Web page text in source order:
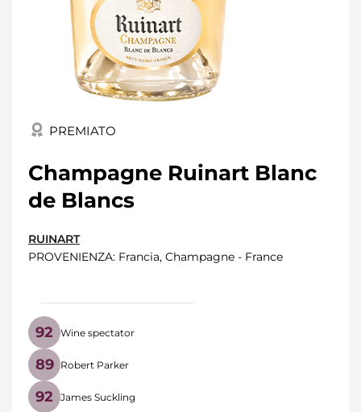
PREMIATO
Champagne Ruinart Blanc
de Blancs
RUINART
PROVENIENZA: Francia, Champagne - France
92 Wine spectator
89 Robert Parker
92 James Suckling